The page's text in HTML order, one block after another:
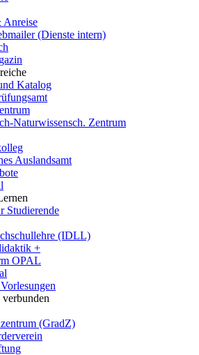
Anreise
(Dienste intern)
Katalog
Naturwissensch. Zentrum
Auslandsamt
Studierende
(IDLL)
+
OPAL
(GradZ)